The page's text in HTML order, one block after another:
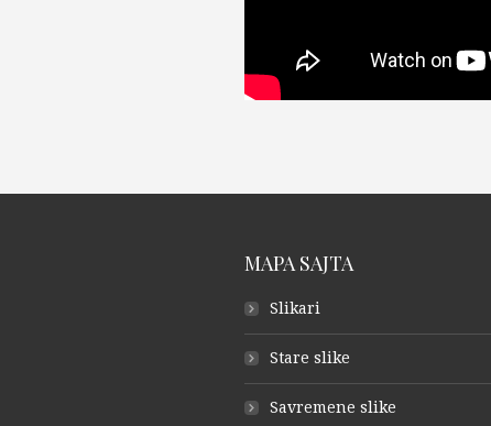
MAPA SAJTA
Slikari
Stare slike
Savremene slike